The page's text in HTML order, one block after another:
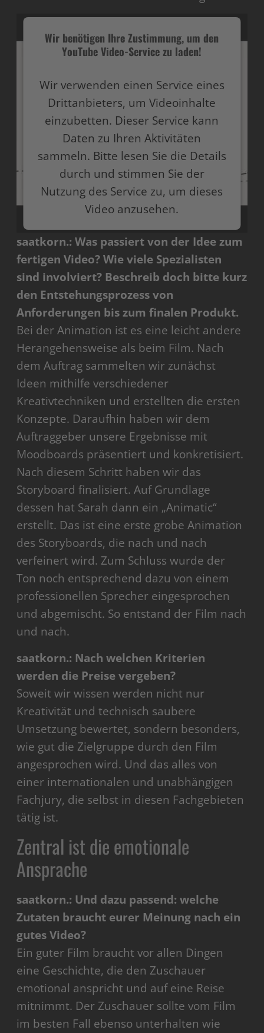
Wir benötigen Ihre Zustimmung, um den
YouTube Video-Service zu laden!
Wir verwenden einen Service eines
Drittanbieters, um Videoinhalte
einzubetten. Dieser Service kann
Daten zu Ihren Aktivitäten
sammeln. Bitte lesen Sie die Details
durch und stimmen Sie der
Nutzung des Service zu, um dieses
Video anzusehen.
Mehr Informationen
Akzeptieren
powered byUsercentrics Consent Management
saatkorn.: Was passiert von der Idee zum
fertigen Video? Wie viele Spezialisten
sind involviert? Beschreib doch bitte kurz
den Entstehungsprozess von
Anforderungen bis zum finalen Produkt.
Bei der Animation ist es eine leicht andere
Herangehensweise als beim Film. Nach
dem Auftrag sammelten wir zunächst
Ideen mithilfe verschiedener
Kreativtechniken und erstellten die ersten
Konzepte. Dar­aufhin haben wir dem
Auftraggeber unsere Ergebnisse mit
Moodboards präsentiert und konkretisiert.
Nach diesem Schritt haben wir das
Storyboard finalisiert. Auf Grundlage
dessen hat Sarah dann ein „Animatic“
erstellt. Das ist eine erste grobe Animation
des Storyboards, die nach und nach
verfeinert wird. Zum Schluss wurde der
Ton noch entsprechend dazu von einem
professionellen Sprecher eingesprochen
und abgemischt. So entstand der Film nach
und nach.
saatkorn.: Nach welchen Kriterien
werden die Preise vergeben?
Soweit wir wissen werden nicht nur
Kreativität und technisch saubere
Umsetzung bewertet, sondern beson­ders,
wie gut die Zielgruppe durch den Film
angesprochen wird. Und das alles von
einer internationalen und unabhängigen
Fachjury, die selbst in diesen Fachgebieten
tätig ist.
Zentral ist die emotionale
Ansprache
saatkorn.: Und dazu passend: welche
Zutaten braucht eurer Meinung nach ein
gutes Video?
Ein guter Film braucht vor allen Dingen
eine Geschichte, die den Zuschauer
emotional anspricht und auf eine Reise
mitnimmt. Der Zuschauer sollte vom Film
im besten Fall ebenso unterhalten wie